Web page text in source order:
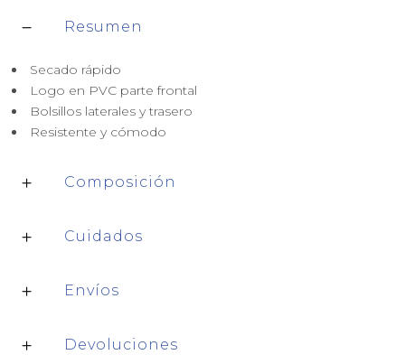
Resumen
Secado rápido
Logo en PVC parte frontal
Bolsillos laterales y trasero
Resistente y cómodo
Composición
Cuidados
Envíos
Devoluciones